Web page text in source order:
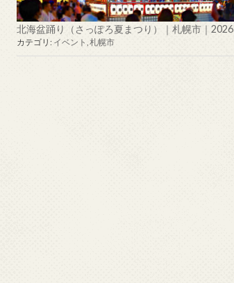
北海盆踊り（さっぽろ夏まつり）｜札幌市｜2026
カテゴリ: イベント 札幌市